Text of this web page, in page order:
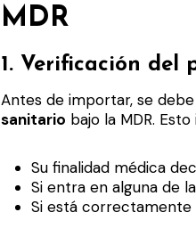
MDR
1. Verificación del
Antes de importar, se
sanitario bajo la MDR.
Su finalidad médica
Si entra en alguna de
Si está